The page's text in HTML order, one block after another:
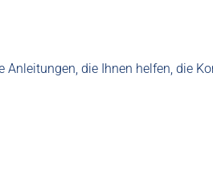
die Ihnen helfen, die